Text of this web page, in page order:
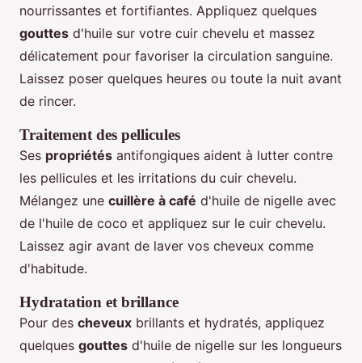
nourrissantes et fortifiantes. Appliquez quelques
gouttes d'huile sur votre cuir chevelu et massez
délicatement pour favoriser la circulation sanguine.
Laissez poser quelques heures ou toute la nuit avant
de rincer.
Traitement des pellicules
Ses propriétés antifongiques aident à lutter contre
les pellicules et les irritations du cuir chevelu.
Mélangez une cuillère à café d'huile de nigelle avec
de l'huile de coco et appliquez sur le cuir chevelu.
Laissez agir avant de laver vos cheveux comme
d'habitude.
Hydratation et brillance
Pour des cheveux brillants et hydratés, appliquez
quelques gouttes d'huile de nigelle sur les longueurs